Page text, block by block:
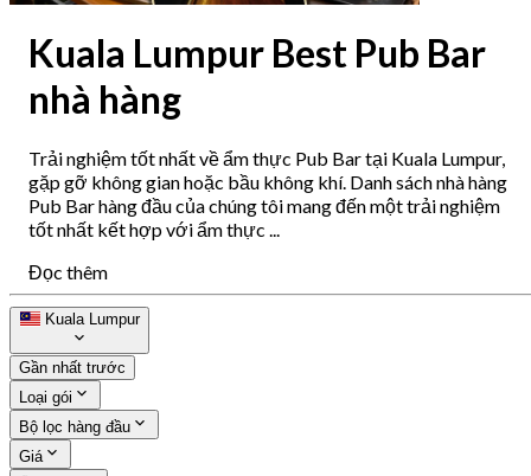
Kuala Lumpur Best Pub Bar
nhà hàng
Trải nghiệm tốt nhất về ẩm thực Pub Bar tại Kuala Lumpur,
gặp gỡ không gian hoặc bầu không khí. Danh sách nhà hàng
Pub Bar hàng đầu của chúng tôi mang đến một trải nghiệm
tốt nhất kết hợp với ẩm thực ...
Đọc thêm
Kuala Lumpur
Gần nhất trước
Loại gói
Bộ lọc hàng đầu
Giá